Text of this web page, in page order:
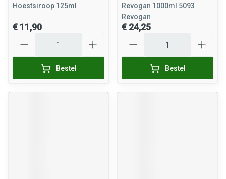
Hoestsiroop 125ml
€ 11,90
Bestel
Revogan 1000ml 5093
Revogan
€ 24,25
Bestel